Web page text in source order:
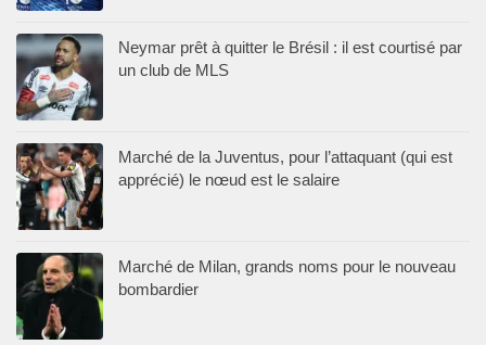
Neymar prêt à quitter le Brésil : il est courtisé par
un club de MLS
Marché de la Juventus, pour l’attaquant (qui est
apprécié) le nœud est le salaire
Marché de Milan, grands noms pour le nouveau
bombardier